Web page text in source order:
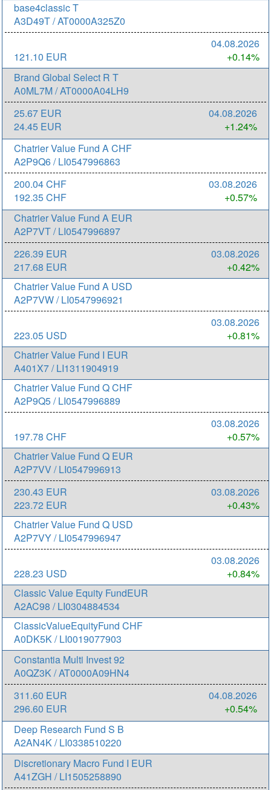
base4classic T
A3D49T / AT0000A325Z0
121.10 EUR
04.08.2026
+0.14%
Brand Global Select R T
A0ML7M / AT0000A04LH9
25.67 EUR
24.45 EUR
04.08.2026
+1.24%
Chatrier Value Fund A CHF
A2P9Q6 / LI0547996863
200.04 CHF
192.35 CHF
03.08.2026
+0.57%
Chatrier Value Fund A EUR
A2P7VT / LI0547996897
226.39 EUR
217.68 EUR
03.08.2026
+0.42%
Chatrier Value Fund A USD
A2P7VW / LI0547996921
223.05 USD
03.08.2026
+0.81%
Chatrier Value Fund I EUR
A401X7 / LI1311904919
Chatrier Value Fund Q CHF
A2P9Q5 / LI0547996889
197.78 CHF
03.08.2026
+0.57%
Chatrier Value Fund Q EUR
A2P7VV / LI0547996913
230.43 EUR
223.72 EUR
03.08.2026
+0.43%
Chatrier Value Fund Q USD
A2P7VY / LI0547996947
228.23 USD
03.08.2026
+0.84%
Classic Value Equity FundEUR
A2AC98 / LI0304884534
ClassicValueEquityFund CHF
A0DK5K / LI0019077903
Constantia Multi Invest 92
A0QZ3K / AT0000A09HN4
311.60 EUR
296.60 EUR
04.08.2026
+0.54%
Deep Research Fund S B
A2AN4K / LI0338510220
Discretionary Macro Fund I EUR
A41ZGH / LI1505258890